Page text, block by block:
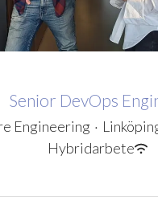
Senior DevOps
Engineering ·
Hybridarbete